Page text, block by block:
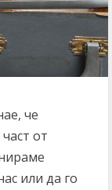
че
от
или да го